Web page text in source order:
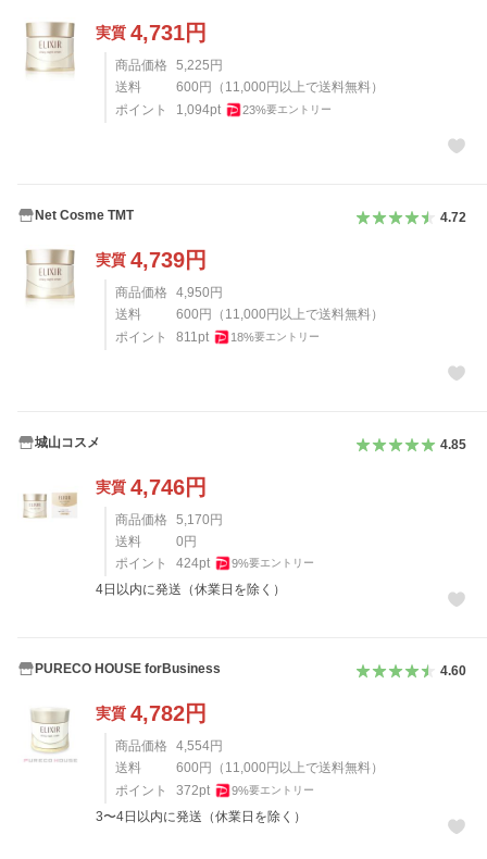
実質 4,731円
商品価格 5,225 円
送料
600 円 （ 11,000 円以上で送料無料）
ポイント
1,094pt 23%要エントリー
Net Cosme TMT 4.72
実質 4,739円
商品価格 4,950 円
送料
600 円 （ 11,000 円以上で送料無料）
ポイント
811pt 18%要エントリー
城山コスメ 4.85
実質 4,746円
商品価格 5,170 円
送料
0 円
ポイント
424pt 9%要エントリー
4日以内に発送（休業日を除く）
PURECO HOUSE forBusiness 4.60
実質 4,782円
商品価格 4,554円
送料
600 円 （ 11,000 円以上で送料無料）
ポイント
372pt 9%要エントリー
3〜4日以内に発送（休業日を除く）